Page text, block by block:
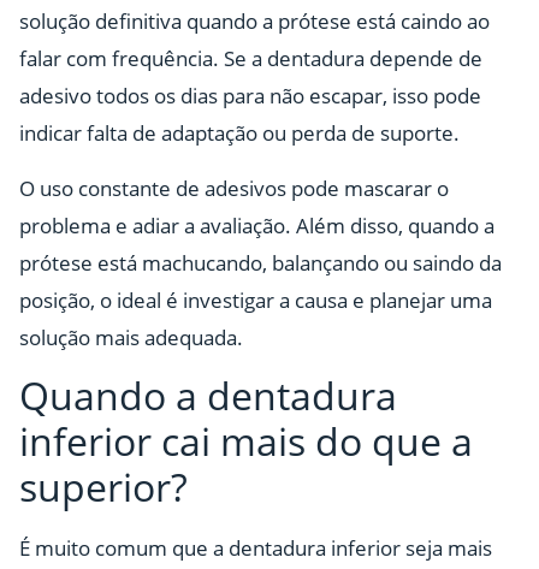
solução definitiva quando a prótese está caindo ao
falar com frequência. Se a dentadura depende de
adesivo todos os dias para não escapar, isso pode
indicar falta de adaptação ou perda de suporte.
O uso constante de adesivos pode mascarar o
problema e adiar a avaliação. Além disso, quando a
prótese está machucando, balançando ou saindo da
posição, o ideal é investigar a causa e planejar uma
solução mais adequada.
Quando a dentadura
inferior cai mais do que a
superior?
É muito comum que a dentadura inferior seja mais